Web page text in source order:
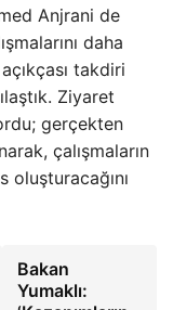
Anjrani de
daha
takdiri
Ziyaret
gerçekten
çalışmaların
Bakan
Yumaklı: